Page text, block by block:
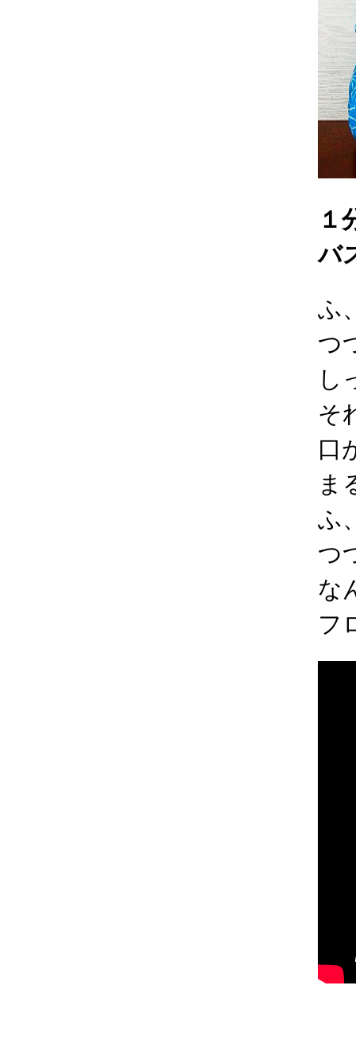
１
バ
ふ
つ
し
そ
口
ま
ふ
つ
な
フ